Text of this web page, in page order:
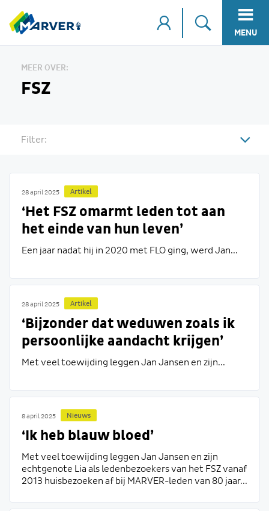
MENU
MEER OVER:
FSZ
Filter:
28 april 2025 Artikel
‘Het FSZ omarmt leden tot aan
het einde van hun leven’
Een jaar nadat hij in 2020 met FLO ging, werd Jan...
28 april 2025 Artikel
‘Bijzonder dat weduwen zoals ik
persoonlijke aandacht krijgen’
Met veel toewijding leggen Jan Jansen en zijn...
8 april 2025 Nieuws
‘Ik heb blauw bloed’
Met veel toewijding leggen Jan Jansen en zijn
echtgenote Lia als ledenbezoekers van het FSZ vanaf
2013 huisbezoeken af bij MARVER-leden van 80 jaar...